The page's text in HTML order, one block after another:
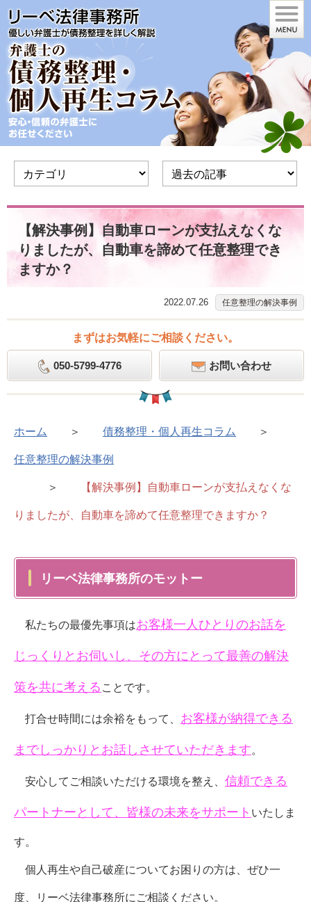
【解決事例】自動車ローンが支払えなくな
りましたが、自動車を諦めて任意整理でき
ますか？
2022.07.26 任意整理の解決事例
まずはお気軽にご相談ください。
050-5799-4776 お問い合わせ
ホーム ＞ 債務整理・個人再生コラム ＞
任意整理の解決事例
＞ 【解決事例】自動車ローンが支払えなくな
りましたが、自動車を諦めて任意整理できますか？
リーベ法律事務所のモットー
私たちの最優先事項はお客様一人ひとりのお話を
じっくりとお伺いし、その方にとって最善の解決
策を共に考える ことです。
打合せ時間には余裕をもって、 お客様が納得できる
までしっかりとお話しさせていただきます。
安心してご相談いただける環境を整え、 信頼できる
パートナーとして、皆様の未来をサポート いたしま
す。
個人再生や自己破産についてお困りの方は、ぜひ一
度、リーベ法律事務所にご相談ください。